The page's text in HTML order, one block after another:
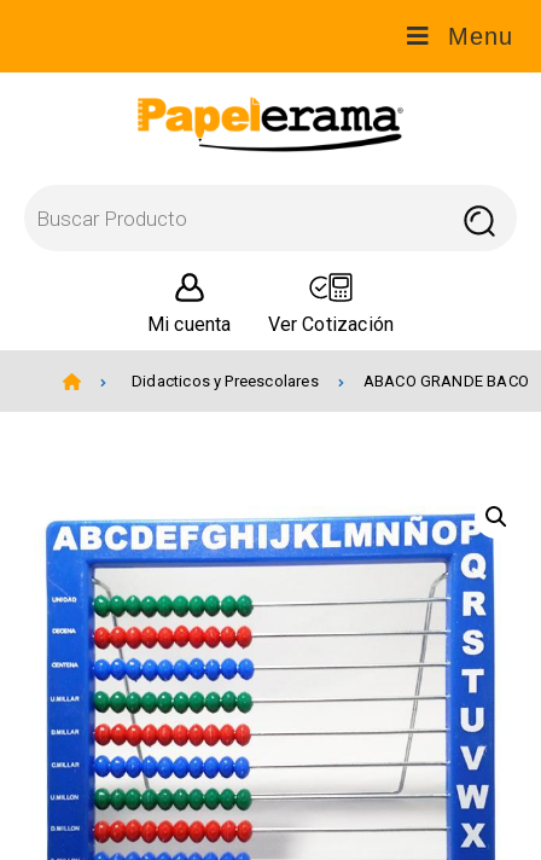
Mi cuenta Ver Cotización
Menu
Didacticos y Preescolares ABACO GRANDE BACO